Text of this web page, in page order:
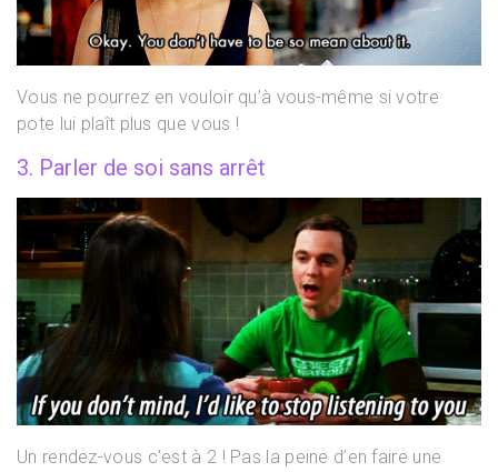
Vous ne pourrez en vouloir qu’à vous-même si votre
pote lui plaît plus que vous !
3. Parler de soi sans arrêt
Un rendez-vous c’est à 2 ! Pas la peine d’en faire une